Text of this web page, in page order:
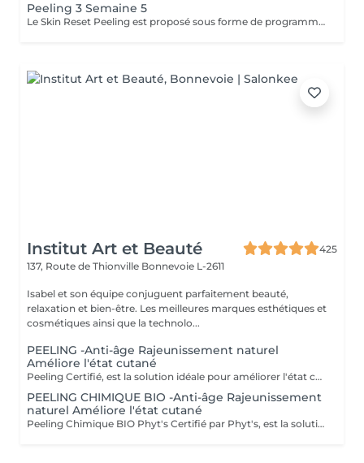
Peeling 3 Semaine 5
Le Skin Reset Peeling est proposé sous forme de programme de 4 soins, réalisés toutes les 2 semaines, afin de relancer progressivement le renouvellement de la peau et d'améliorer sa qualité en profondeur. Chaque séance est adaptée aux besoins de votre peau et permet d'agir de manière ciblée sur l'éclat, la texture, les imperfections ou les irrégularités du teint. Au fil des séances, la peau devient plus lisse, plus lumineuse et visiblement plus uniforme. Ce programme permet d'obtenir des résultats progressifs et durables, tout en respectant l'équilibre et la sensibilité de votre peau. Afin d'optimiser les résultats, une routine de soins adaptée à domicile vous sera recommandée et devra être suivie avant, pendant et après le programme. Idéal en changement de saison ou en cas de déséquilibres cutanés.
Institut Art et Beauté
425
137, Route de Thionville Bonnevoie L-2611
Isabel et son équipe conjuguent parfaitement beauté,
relaxation et bien-être. Les meilleures marques esthétiques et
cosmétiques ainsi que la technolo...
PEELING -Anti-âge Rajeunissement naturel
Améliore l'état cutané
Peeling Certifié, est la solution idéale pour améliorer l'état cutané et lutter efficacement contre les signes du vieillissement. Ce soin avancé associe la puissance des ingrédients naturels à la rigueur des produits biologiques pour offrir des résultats visibles et durables. Certification BIO : Profitez de produits certifiés bio, garantissant une formulation respectueuse de votre peau et de l'environnement, tout en vous assurant une qualité irréprochable. Ingrédients naturels : Enrichi en actifs naturels, ce peeling favorise le renouvellement cellulaire, affine le grain de peau et améliore la texture cutanée pour un teint plus uniforme et éclatant. Ampoules individuelles : Chaque soin est conditionné en ampoules individuelles pour garantir une hygiène optimale, une fraîcheur parfaite à chaque application, et une précision dans l'utilisation des doses. Esthéticiennes Lisete Marie Francesca Mirza Déborah Une routine régulière de soins contribue à maintenir l'élasticité, la fermeté et l'éclat de votre peau, tout en prévenant les signes du vieillissement prématuré. Chaque soin que vous apportez à votre peau est un pas vers une beauté durable et naturellement rajeunie. Offrez à votre peau le meilleur de la nature avec le Peeling et découvrez une peau revitalisée et éclatante !
PEELING CHIMIQUE BIO -Anti-âge Rajeunissement
naturel Améliore l'état cutané
Peeling Chimique BIO Phyt's Certifié par Phyt's, est la solution idéale pour améliorer l'état cutané et lutter efficacement contre les signes du vieillissement. Ce soin avancé associe la puissance des ingrédients naturels à la rigueur des produits biologiques pour offrir des résultats visibles et durables. Certification BIO : Profitez de produits certifiés bio, garantissant une formulation respectueuse de votre peau et de l'environnement, tout en vous assurant une qualité irréprochable. Ingrédients naturels : Enrichi en actifs naturels, ce peeling favorise le renouvellement cellulaire, affine le grain de peau et améliore la texture cutanée pour un teint plus uniforme et éclatant. Ampoules individuelles : Chaque soin est conditionné en ampoules individuelles pour garantir une hygiène optimale, une fraîcheur parfaite à chaque application, et une précision dans l'utilisation des doses. Estheticiene Fatima Lisete Marie Francesca Mirza Déborah Une routine régulière de soins contribue à maintenir l'élasticité, la fermeté et l'éclat de votre peau, tout en prévenant les signes du vieillissement prématuré. Chaque soin que vous apportez à votre peau est un pas vers une beauté durable et naturellement rajeunie. Offrez à votre peau le meilleur de la nature avec le Peeling Chimique BIO Phyt's et découvrez une peau revitalisée et éclatante !